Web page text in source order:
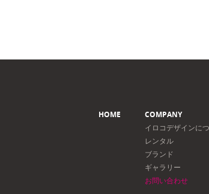
シ
HOME
COMPANY
イロコデザインに
レンタル
ブランド
ギャラリー
お問い合わせ